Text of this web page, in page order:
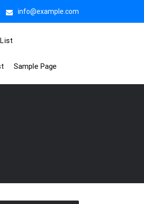
info@example.com
Sample Page